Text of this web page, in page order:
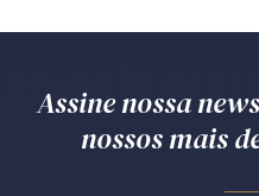
Assine nossa
nossos mais